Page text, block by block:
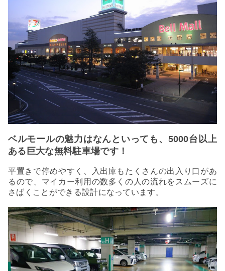
ベルモールの魅力はなんといっても、5000台以上
ある巨大な無料駐車場です！
平置きで停めやすく、入出庫もたくさんの出入り口があ
るので、マイカー利用の数多くの人の流れをスムーズに
さばくことができる設計になっています。